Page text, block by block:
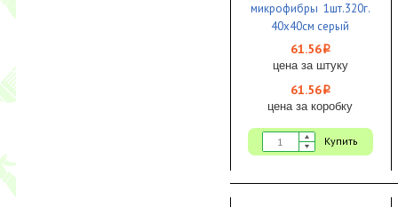
микрофибры 1шт.320г.
40х40см серый
1/150/200
61.56i
цена за штуку
61.56i
цена за коробку
Купить